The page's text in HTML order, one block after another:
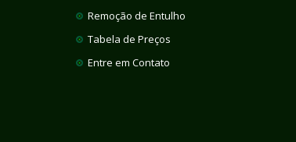
Remoção de Entulho
Tabela de Preços
Entre em Contato